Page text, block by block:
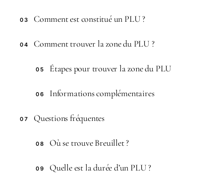
03 Comment est constitué un PLU ?
04 Comment trouver la zone du PLU ?
05 Étapes pour trouver la zone du PLU
06 Informations complémentaires
07 Questions fréquentes
08 Où se trouve Breuillet ?
09 Quelle est la durée d’un PLU ?